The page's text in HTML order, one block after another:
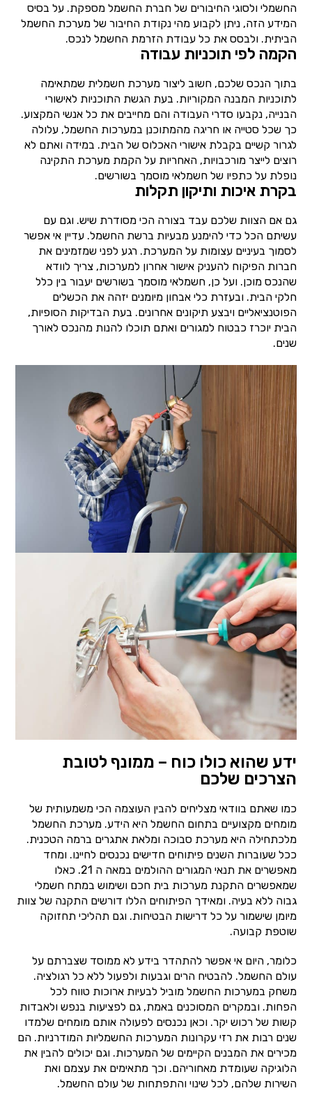
החשמלי ולסוגי החיבורים של חברת החשמל מספקת. על בסיס
המידע הזה, ניתן לקבוע מהי נקודת החיבור של מערכת החשמל
הביתית. ולבסס את כל עבודת הזרמת החשמל לנכס.
הקמה לפי תוכניות עבודה
בתוך הנכס שלכם, חשוב ליצור מערכת חשמלית שמתאימה
לתוכניות המבנה המקוריות. בעת הגשת התוכניות לאישורי
הבנייה, נקבעו סדרי העבודה והם מחייבים את כל אנשי המקצוע.
כך שכל סטייה או חריגה מהמתוכנן במערכות החשמל, עלולה
לגרור קשיים בקבלת אישורי האכלוס של הבית. במידה ואתם לא
רוצים לייצר מורכבויות, האחריות על הקמת מערכת התקינה
נופלת על כתפיו של חשמלאי מוסמך בשורשים.
בקרת איכות ותיקון תקלות
גם אם הצוות שלכם עבד בצורה הכי מסודרת שיש. וגם עם
עשיתם הכל כדי להימנע מבעיות ברשת החשמל. עדיין אי אפשר
לסמוך בעיניים עצומות על המערכת. רגע לפני שמזמינים את
חברות הפיקוח להעניק אישור אחרון למערכות, צריך לוודא
שהנכס מוכן. ועל כן, חשמלאי מוסמך בשורשים יעבור בין כלל
חלקי הבית. ובעזרת כלי אבחון מיומנים יזהה את הכשלים
הפוטנציאליים ויבצע תיקונים אחרונים. בעת הבדיקות הסופיות,
הבית יוכרז כבטוח למגורים ואתם תוכלו להנות מהנכס לאורך
שנים.
ידע שהוא כולו כוח – ממונף לטובת
הצרכים שלכם
כמו שאתם בוודאי מצליחים להבין העוצמה הכי משמעותית של
מומחים מקצועיים בתחום החשמל היא הידע. מערכת החשמל
מלכתחילה היא מערכת סבוכה ומלאת אתגרים ברמה הטכנית.
ככל שעוברות השנים פיתוחים חדישים נכנסים לחיינו. ומחד
מאפשרים את תנאי המגורים ההולמים במאה ה 21. כאלו
שמאפשרים התקנת מערכות בית חכם ושימוש במתח חשמלי
גבוה ללא בעיה. ומאידך הפיתוחים הללו דורשים התקנה של צוות
מיומן שישמור על כל דרישות הבטיחות. וגם תהליכי תחזוקה
שוטפת קבועה.
כלומר, היום אי אפשר להתהדר בידע לא ממוסד שצברתם על
עולם החשמל. להבטיח הרים וגבעות ולפעול ללא כל רגולציה.
משחק במערכות החשמל מוביל לבעיות ארוכות טווח לכל
הפחות. ובמקרים המסוכנים באמת, גם לפציעות בנפש ולאבדות
קשות של רכוש יקר. וכאן נכנסים לפעולה אותם מומחים שלמדו
שנים רבות את רזי עקרונות המערכות החשמליות המודרניות. הם
מכירים את המבנים הקיימים של המערכות. וגם יכולים להבין את
הלוגיקה שעומדת מאחוריהם. וכך מתאימים את עצמם ואת
השירות שלהם, לכל שינוי והתפתחות של עולם החשמל.